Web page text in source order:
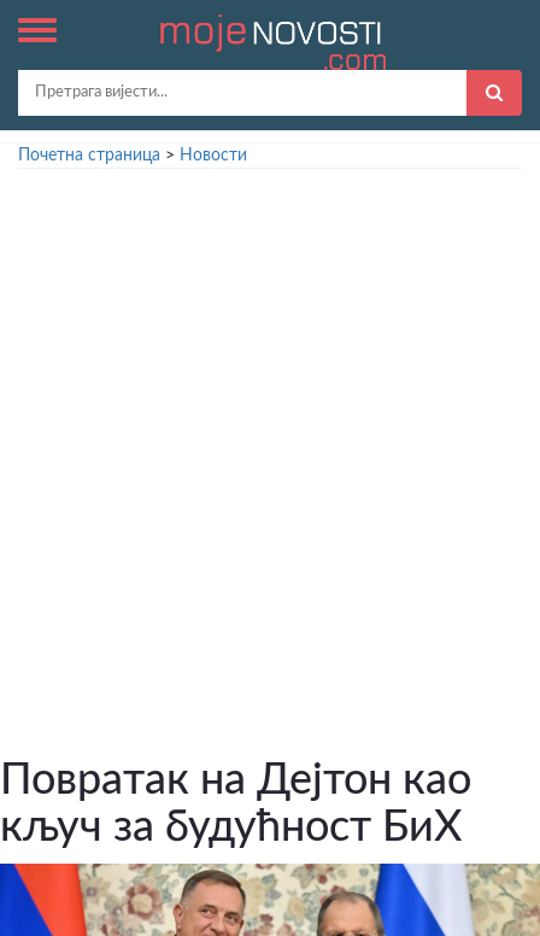
Почетна страница > Новости
Повратак на Дејтон као
кључ за будућност БиХ